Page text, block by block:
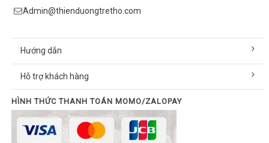
Admin@thienduongtretho.com
Hướng dẫn
Hỗ trợ khách hàng
HÌNH THỨC THANH TOÁN MOMO/ZALOPAY